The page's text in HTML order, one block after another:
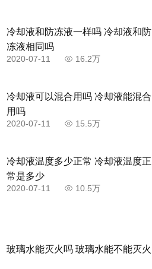
冷却液和防冻液一样吗 冷却液和防
冻液相同吗
2020-07-11 16.2万
冷却液可以混合用吗 冷却液能混合
用吗
2020-07-11 15.5万
冷却液温度多少正常 冷却液温度正
常是多少
2020-07-11 10.5万
玻璃水能灭火吗 玻璃水能不能灭火